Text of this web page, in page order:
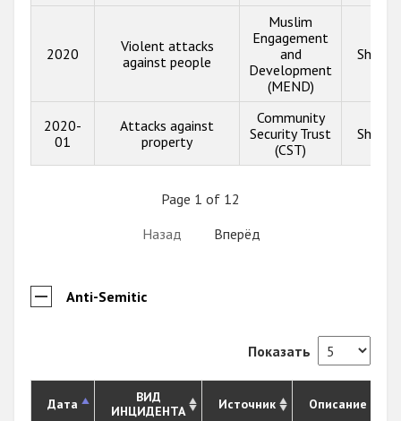
2020
Violent attacks
against people
Muslim
Engagement
and
Development
(MEND)
Show
2020-
01
Attacks against
property
Community
Security Trust
(CST)
Show
Page 1 of 12
Назад
Вперёд
Anti-Semitic
Показать
Дата
ВИД
ИНЦИДЕНТА
Источник Описание